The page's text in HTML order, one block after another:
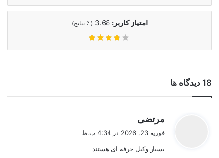
امتیاز کاربر:3.68
(
2 نتایج)
‫18 دیدگاه ها
مرتضی
:
فوریه 23, 2026 در 4:34 ب.ظ
بسیار وکیل حرفه ای هستند